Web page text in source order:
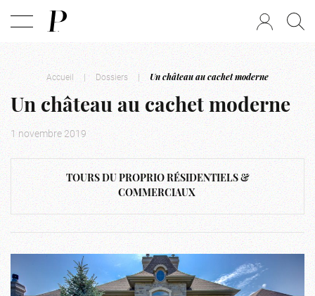
Accueil | Dossiers | Un château au cachet moderne
Un château au cachet moderne
1 novembre 2019
TOURS DU PROPRIO RÉSIDENTIELS &
COMMERCIAUX